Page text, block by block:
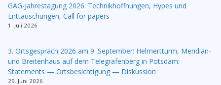
GAG-Jahrestagung 2026: Technikhoffnungen, Hypes und
Enttäuschungen, Call for papers
1. Juli 2026
3. Ortsgespräch 2026 am 9. September: Helmertturm, Meridian-
und Breitenhaus auf dem Telegrafenberg in Potsdam:
Statements — Ortsbesichtigung — Diskussion
29. Juni 2026